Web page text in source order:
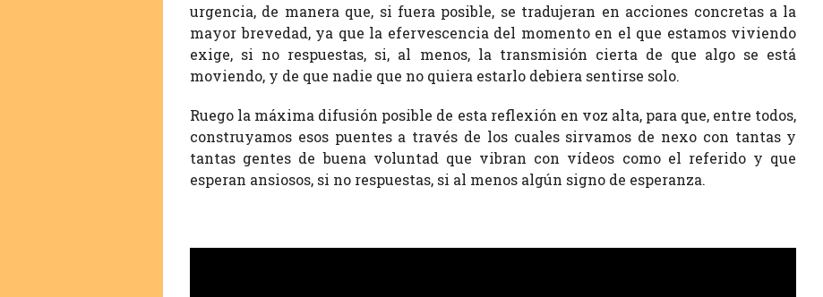
urgencia, de manera que, si fuera posible, se tradujeran en acciones concretas a la
mayor brevedad, ya que la efervescencia del momento en el que estamos viviendo
exige, si no respuestas, si, al menos, la transmisión cierta de que algo se está
moviendo, y de que nadie que no quiera estarlo debiera sentirse solo.
Ruego la máxima difusión posible de esta reflexión en voz alta, para que, entre todos,
construyamos esos puentes a través de los cuales sirvamos de nexo con tantas y
tantas gentes de buena voluntad que vibran con vídeos como el referido y que
esperan ansiosos, si no respuestas, si al menos algún signo de esperanza.